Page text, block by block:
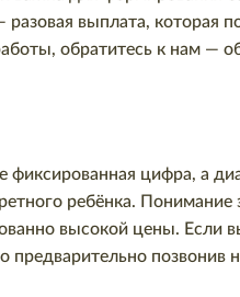
выплата, которая
обратитесь к нам —
фиксированная цифра, а
ребёнка.
высокой цены. Если
предварительно позвонив